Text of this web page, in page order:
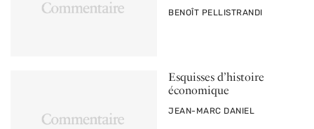
PAR
BENOÎT PELLISTRANDI
Esquisses d’histoire
économique
PAR
JEAN-MARC DANIEL